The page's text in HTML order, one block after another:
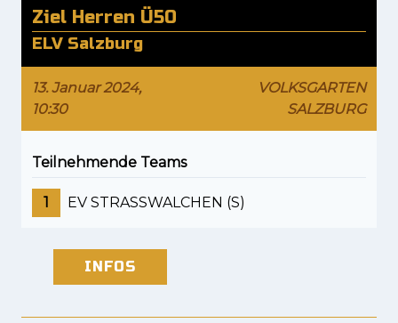
Ziel Herren Ü50
ELV Salzburg
13. Januar 2024,
10:30
VOLKSGARTEN
SALZBURG
Teilnehmende Teams
1 EV STRASSWALCHEN (S)
INFOS